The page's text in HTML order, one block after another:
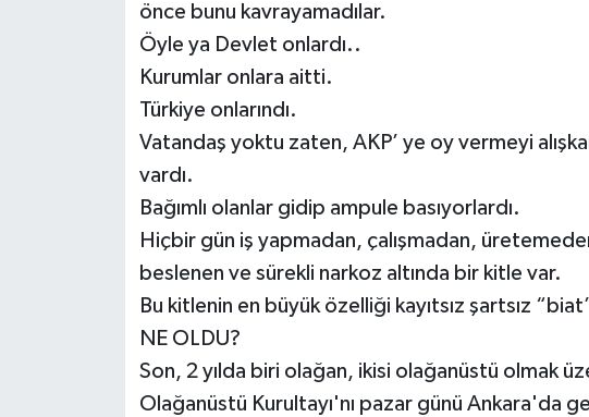
önce bunu kavrayamadılar.
Öyle ya Devlet onlardı..
Kurumlar onlara aitti.
Türkiye onlarındı.
Vatandaş yoktu zaten, AKP’ ye oy vermeyi
vardı.
Bağımlı olanlar gidip ampule basıyorlardı.
Hiçbir gün iş yapmadan, çalışmadan,
beslenen ve sürekli narkoz altında bir kitle var.
Bu kitlenin en büyük özelliği kayıtsız şartsız
NE OLDU?
Son, 2 yılda biri olağan, ikisi olağanüstü olmak
Olağanüstü Kurultayı'nı pazar günü Ankara'da